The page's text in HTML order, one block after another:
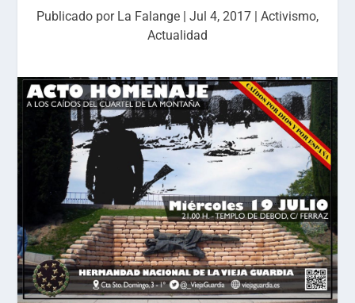
Publicado por La Falange | Jul 4, 2017 | Activismo,
Actualidad